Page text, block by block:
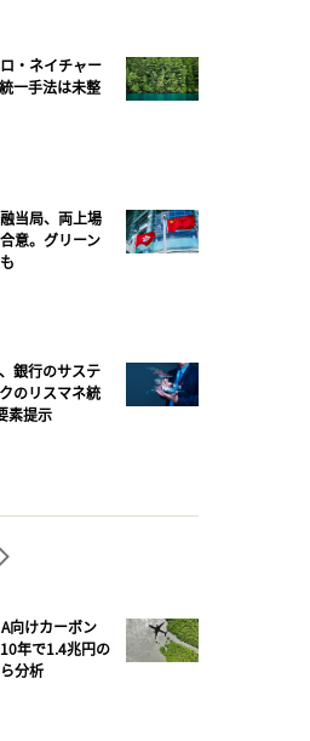
・ネイチャー
一手法は未整
当局、両上場
意。グリーン
銀行のサステ
のリスマネ統
素提示
向けカーボン
年で1.4兆円の
分析